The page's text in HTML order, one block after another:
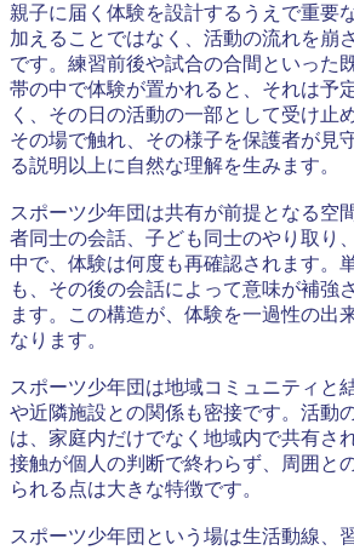
親子に届く体験を設計するうえで重要
加えることではなく、活動の流れを崩
です。練習前後や試合の合間といった
帯の中で体験が置かれると、それは予
く、その日の活動の一部として受け止
その場で触れ、その様子を保護者が見
る説明以上に自然な理解を生みます。
スポーツ少年団は共有が前提となる空
者同士の会話、子ども同士のやり取り
中で、体験は何度も再確認されます。
も、その後の会話によって意味が補強
ます。この構造が、体験を一過性の出
なります。
スポーツ少年団は地域コミュニティと
や近隣施設との関係も密接です。活動
は、家庭内だけでなく地域内で共有さ
接触が個人の判断で終わらず、周囲と
られる点は大きな特徴です。
スポーツ少年団という場は生活動線、